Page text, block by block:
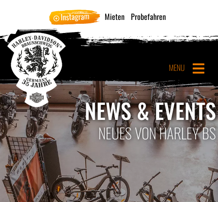
Instagram Mieten Probefahren
MENU
NEWS & EVENTS
NEUES VON HARLEY BS